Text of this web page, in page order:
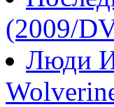
(2009/
Люди